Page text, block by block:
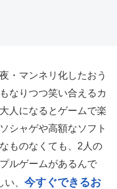
・マンネリ化したおう
なりつつ笑い合えるカ
人になるとゲームで楽
シャゲや高額なソフト
ものなくても、2人の
ルゲームがあるんで
、 今すぐできるお